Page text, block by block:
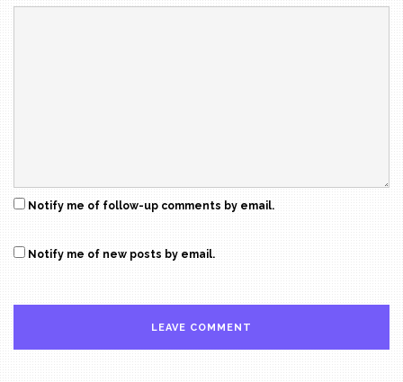
Notify me of follow-up comments by email.
Notify me of new posts by email.